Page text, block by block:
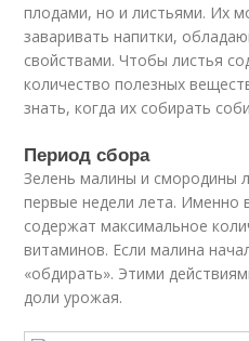
плодами, но и листьями. Их
заваривать напитки,
свойствами. Чтобы листья
количество полезных
знать, когда их собирать
Период сбора
Зелень малины и смородины
первые недели лета. Именно
содержат максимальное
витаминов. Если малина
«обдирать». Этими
доли урожая.